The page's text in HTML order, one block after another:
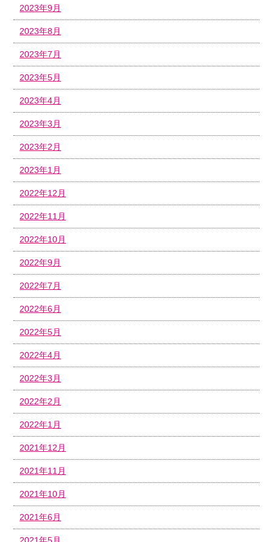
2023年9月
2023年8月
2023年7月
2023年5月
2023年4月
2023年3月
2023年2月
2023年1月
2022年12月
2022年11月
2022年10月
2022年9月
2022年7月
2022年6月
2022年5月
2022年4月
2022年3月
2022年2月
2022年1月
2021年12月
2021年11月
2021年10月
2021年6月
2021年5月